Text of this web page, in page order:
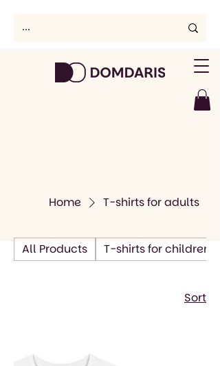
Home T-shirts for adults
All Products T-shirts for children
Sort